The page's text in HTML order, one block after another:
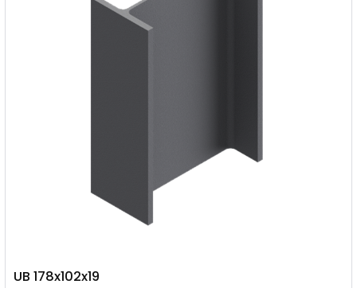
UB 178x102x19